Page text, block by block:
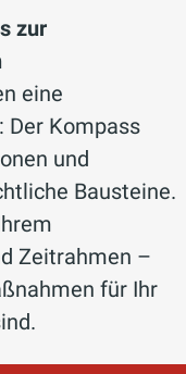
Stand-
in
für die
mit 230
Danfoss
etwas
ist die
zur
eine
Kompass
und
Bausteine.
Zeitrahmen –
für Ihr